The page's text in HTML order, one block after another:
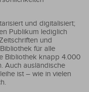
und digitalisiert;
Publikum lediglich
und
für alle
Bibliothek knapp 4.000
Auch ausländische
ist – wie in vielen